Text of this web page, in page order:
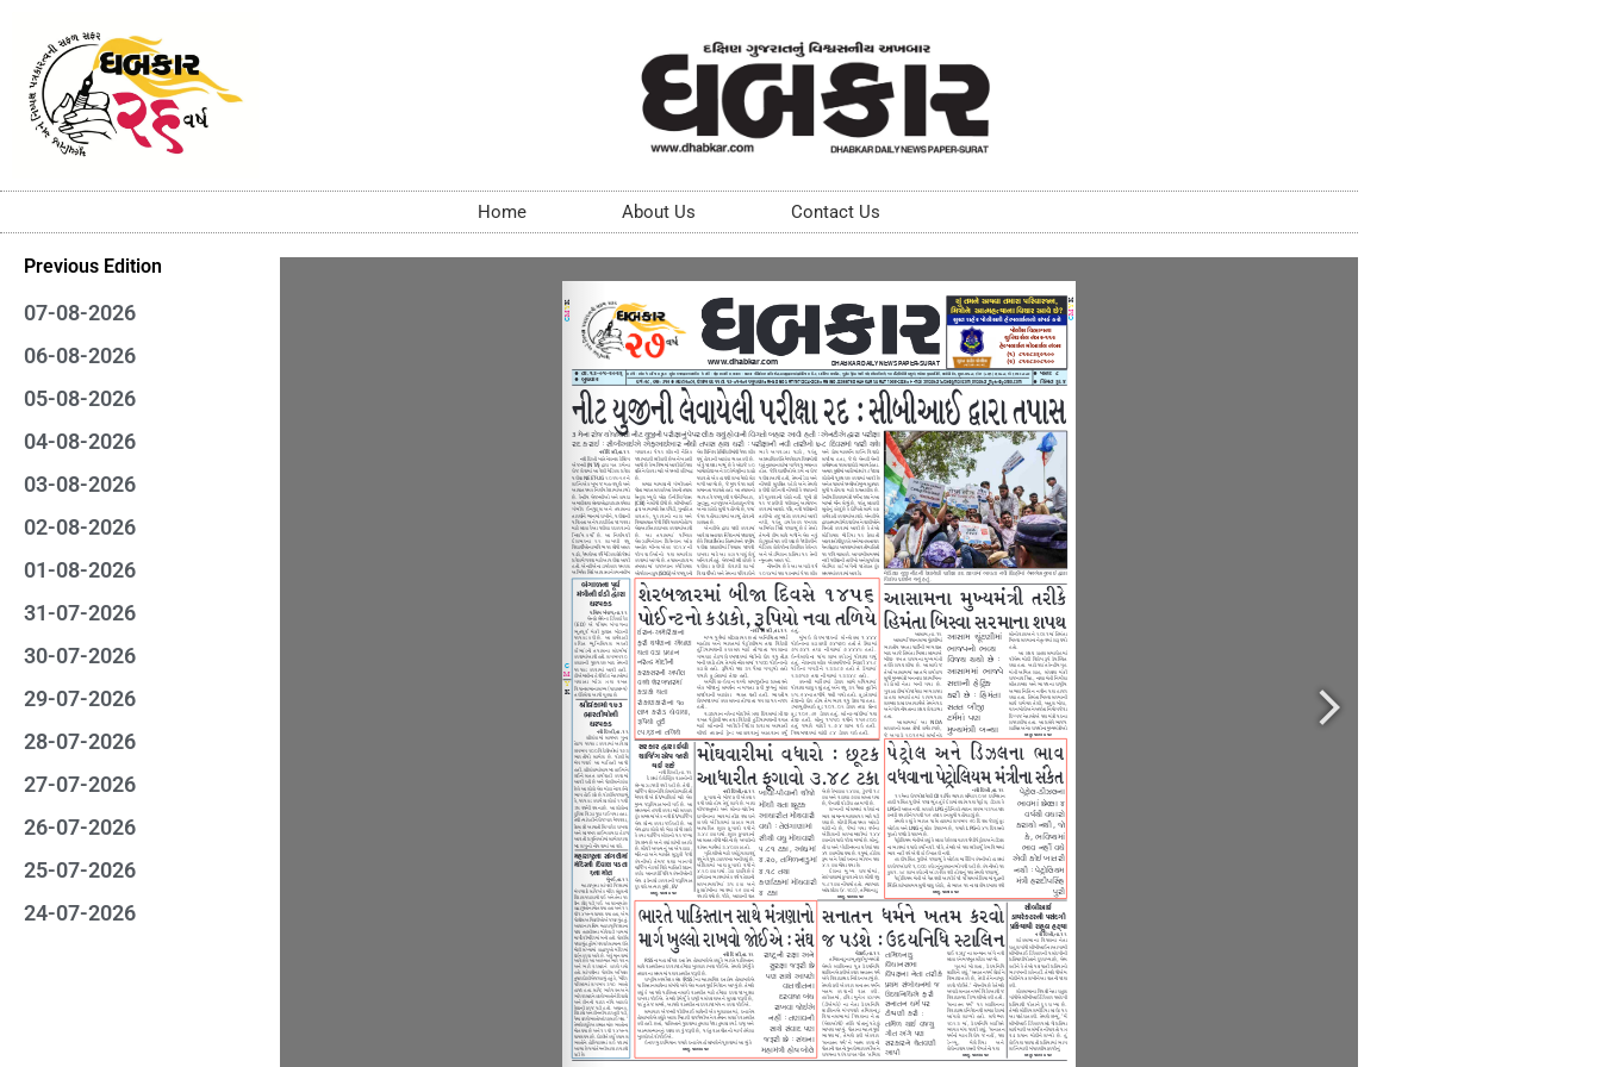
Home About Us Contact Us
Previous Edition
07-08-2026
06-08-2026
05-08-2026
04-08-2026
03-08-2026
02-08-2026
01-08-2026
31-07-2026
30-07-2026
29-07-2026
28-07-2026
27-07-2026
26-07-2026
25-07-2026
24-07-2026